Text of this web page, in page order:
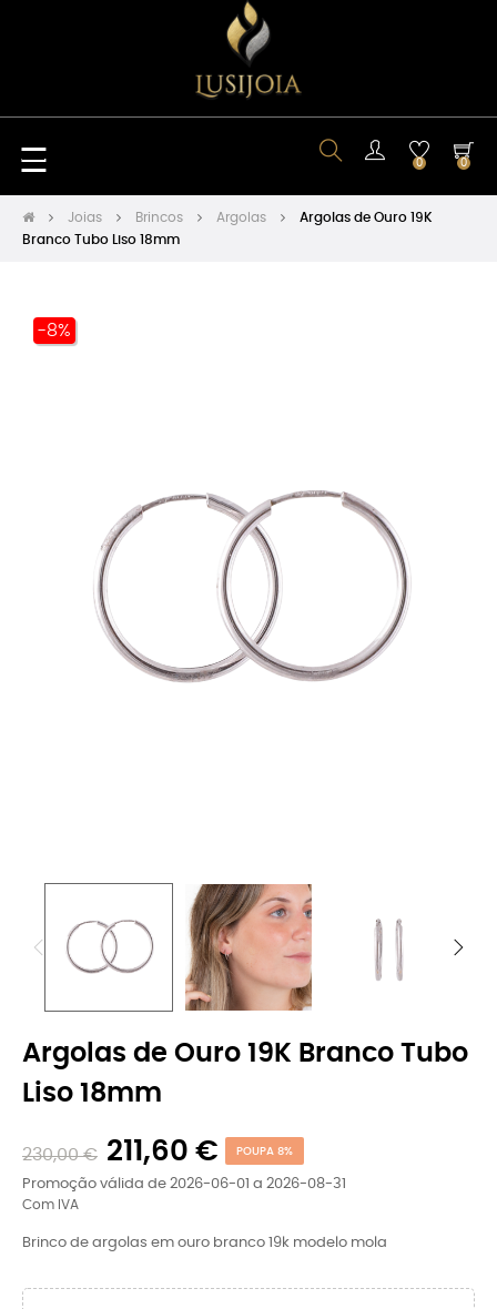
Toggle
navigation
☰ 0 0
Joias Brincos Argolas
Argolas de Ouro 19K
Branco Tubo Liso 18mm
-8%
Argolas de Ouro 19K Branco Tubo
Liso 18mm
230,00 € 211,60 € POUPA 8%
Promoção válida de 2026-06-01 a 2026-08-31
Com IVA
Brinco de argolas em ouro branco 19k modelo mola